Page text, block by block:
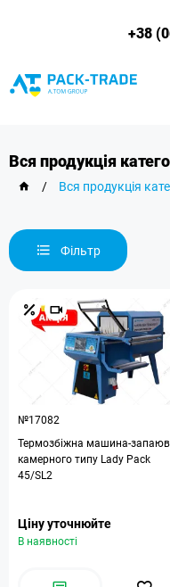
+38
Вся продукція
/ Вся продукція
Фільтр
№17082
Термозбіжна машина-
камерного типу Lady Pack
45/SL2
Ціну уточнюйте
В наявності